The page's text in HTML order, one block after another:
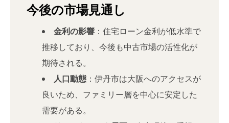
今後の市場見通し
金利の影響：住宅ローン金利が低水準で
推移しており、今後も中古市場の活性化が
期待される。
人口動態：伊丹市は大阪へのアクセスが
良いため、ファミリー層を中心に安定した
需要がある。